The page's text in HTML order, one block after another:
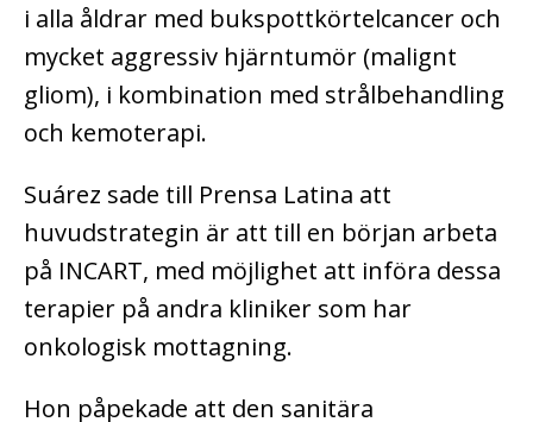
i alla åldrar med bukspottkörtelcancer och
mycket aggressiv hjärntumör (malignt
gliom), i kombination med strålbehandling
och kemoterapi.
Suárez sade till Prensa Latina att
huvudstrategin är att till en början arbeta
på INCART, med möjlighet att införa dessa
terapier på andra kliniker som har
onkologisk mottagning.
Hon påpekade att den sanitära